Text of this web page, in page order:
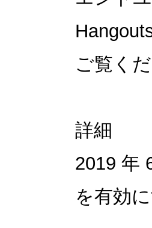
ご覧く
詳細
2019 年
を有効